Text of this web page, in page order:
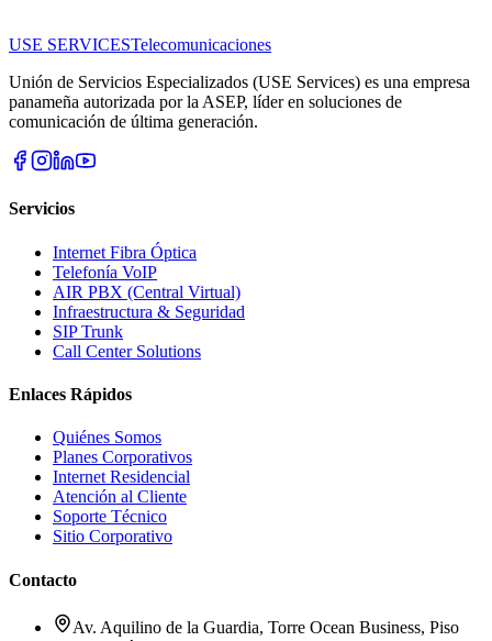
USE SERVICESTelecomunicaciones
Unión de Servicios Especializados (USE Services) es una empresa
panameña autorizada por la ASEP, líder en soluciones de
comunicación de última generación.
Servicios
Internet Fibra Óptica
Telefonía VoIP
AIR PBX (Central Virtual)
Infraestructura & Seguridad
SIP Trunk
Call Center Solutions
Enlaces Rápidos
Quiénes Somos
Planes Corporativos
Internet Residencial
Atención al Cliente
Soporte Técnico
Sitio Corporativo
Contacto
Av. Aquilino de la Guardia, Torre Ocean Business, Piso